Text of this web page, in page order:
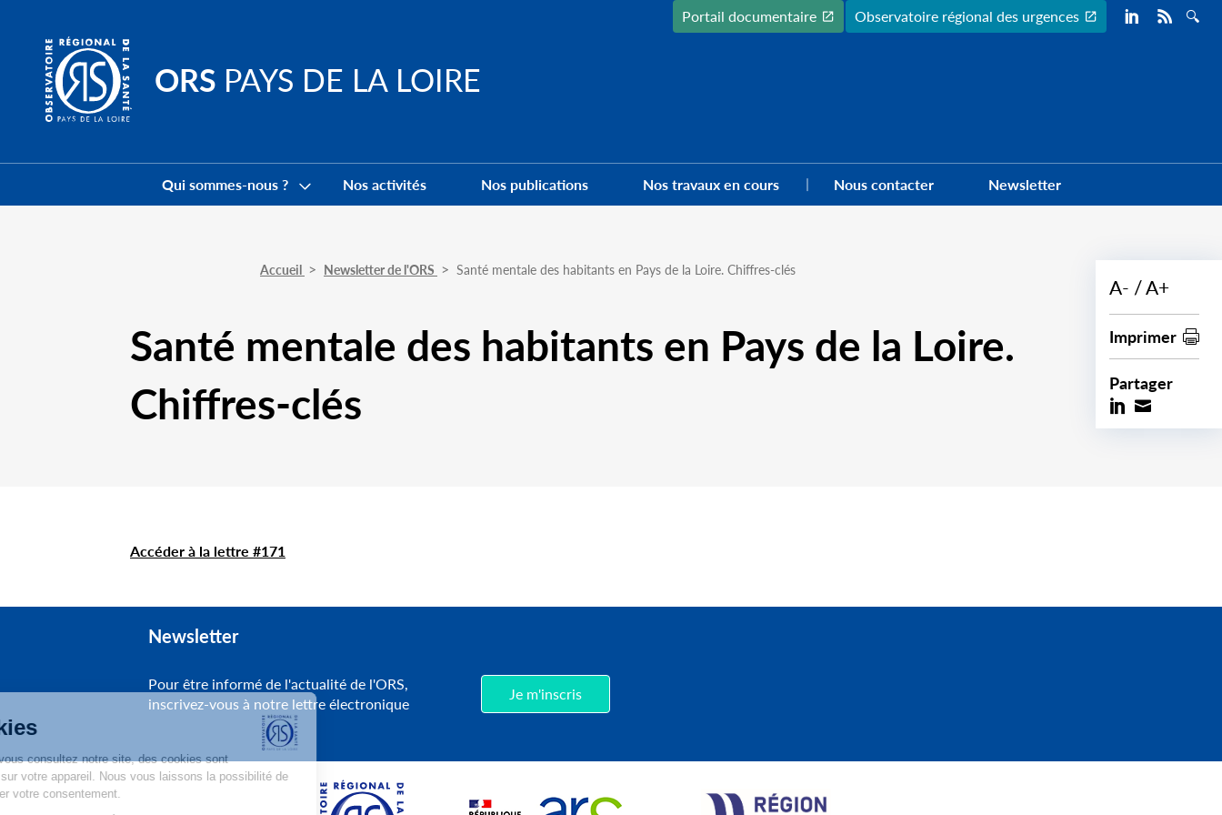
content
ORS PAYS DE LA LOIRE
Preheader
Portail documentaire Observatoire régional des urgences
Navigation
Qui sommes-nous ? Nos activités Nos publications Nos travaux en cours Nous contacter Newsletter
Accueil Newsletter de l'ORS Santé mentale des habitants en Pays de la Loire. Chiffres-clés
Santé mentale des habitants en Pays de la Loire.
Chiffres-clés
A- A+
Imprimer
Partager
Accéder à la lettre #171
Newsletter
Pour être informé de l'actualité de l'ORS,
inscrivez-vous à notre lettre électronique
Je m'inscris
Cookies
Lorsque vous consultez notre site, des cookies sont
déposés sur votre appareil. Nous vous laissons la possibilité de
paramétrer votre consentement.